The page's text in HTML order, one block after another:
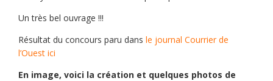
Un très bel ouvrage !!!
Résultat du concours paru dans le journal Courrier de
l’Ouest ici
En image, voici la création et quelques photos de